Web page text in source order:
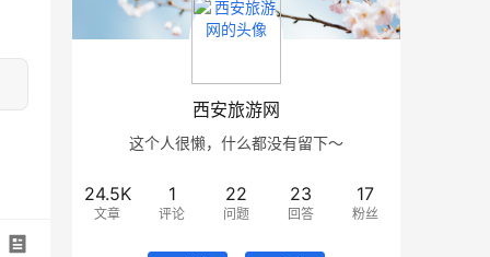
西安旅游网
这个人很懒，什么都没有留下～
24.5K
文章
1
评论
22
问题
23
回答
17
粉丝